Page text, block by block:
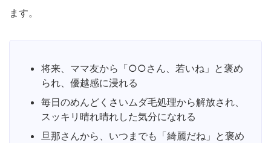
ます。
将来、ママ友から「○○さん、若いね」と褒め
られ、優越感に浸れる
毎日のめんどくさいムダ毛処理から解放され、
スッキリ晴れ晴れした気分になれる
旦那さんから、いつまでも「綺麗だね」と褒め